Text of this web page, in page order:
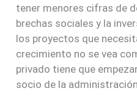
tener menores cifras de
brechas sociales y la
los proyectos que
crecimiento no se vea
privado tiene que
socio de la